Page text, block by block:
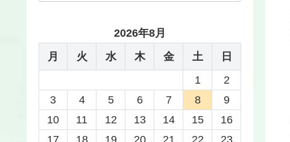
2026年8月
月
火 水 木 金 土
日
1
2
3
4 5 6 7 8
9
10
11 12 13 14 15
16
17
18 19 20 21 22
23